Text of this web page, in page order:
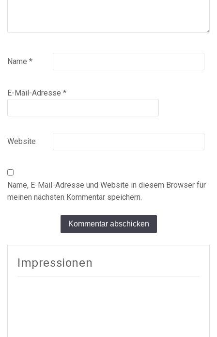
Name *
E-Mail-Adresse *
Website
Name, E-Mail-Adresse und Website in diesem Browser für
meinen nächsten Kommentar speichern.
Impressionen